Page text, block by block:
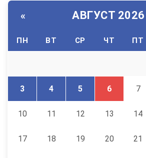
« АВГУСТ 2026
ПН ВТ СР ЧТ ПТ
3 4 5 6 7
10 11 12 13 14
17 18 19 20 21